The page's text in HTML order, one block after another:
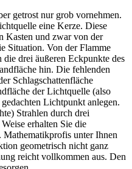
getrost nur grob vornehmen.
eine Kerze. Diese
Kasten und zwar von der
Situation. Von der Flamme
drei äußeren Eckpunkte des
hin. Die fehlenden
Schlagschattenfläche
der Lichtquelle (also
Lichtpunkt anlegen.
Strahlen durch drei
erhalten Sie die
unter Ihnen
geometrisch nicht ganz
reicht vollkommen aus. Den